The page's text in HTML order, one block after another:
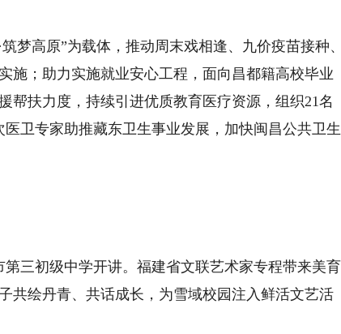
高原”为载体，推动周末戏相逢、九价疫苗接种、
施；助力实施就业安心工程，面向昌都籍高校毕业
帮扶力度，持续引进优质教育医疗资源，组织21名
卫专家助推藏东卫生事业发展，加快闽昌公共卫生
三初级中学开讲。福建省文联艺术家专程带来美育
共绘丹青、共话成长，为雪域校园注入鲜活文艺活